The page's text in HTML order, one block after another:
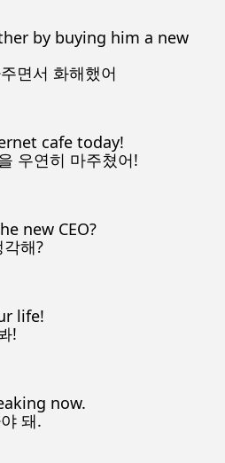
by buying him a new
면서 화해했어
cafe today!
우연히 마주쳤어!
new CEO?
해?
life!
!
now.
돼.